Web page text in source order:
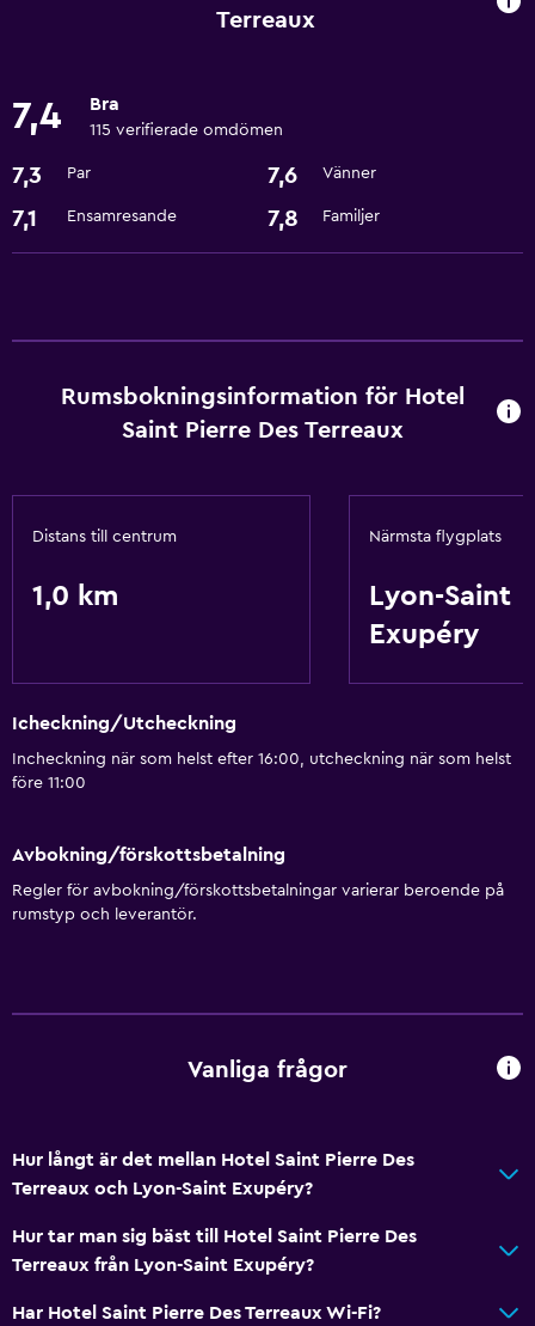
Hälsa och säkerhet
Tjänster och bekvämligheter
Reception dygnet runt
Terreaux
7,4 Bra
115 verifierade omdömen
7,3 Par 7,6 Vänner
7,1 Ensamresande 7,8 Familjer
Rumsbokningsinformation för Hotel
Saint Pierre Des Terreaux
Distans till centrum
1,0 km
Närmsta flygplats
Lyon-Saint
Exupéry
Icheckning/Utcheckning
Incheckning när som helst efter 16:00, utcheckning när som helst
före 11:00
Avbokning/förskottsbetalning
Regler för avbokning/förskottsbetalningar varierar beroende på
rumstyp och leverantör.
Vanliga frågor
Hur långt är det mellan Hotel Saint Pierre Des
Terreaux och Lyon-Saint Exupéry?
Hur tar man sig bäst till Hotel Saint Pierre Des
Terreaux från Lyon-Saint Exupéry?
Har Hotel Saint Pierre Des Terreaux Wi-Fi?